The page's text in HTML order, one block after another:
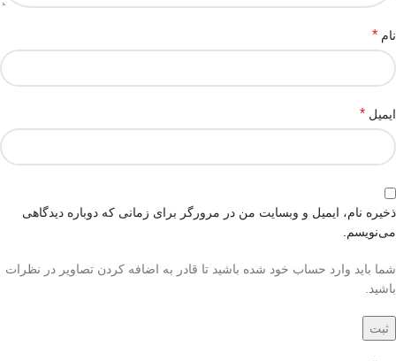
نام *
ایمیل *
ذخیره نام، ایمیل و وبسایت من در مرورگر برای زمانی که دوباره دیدگاهی
می‌نویسم.
شما باید وارد حساب خود شده باشید تا قادر به اضافه کردن تصاویر در نظرات
باشید.